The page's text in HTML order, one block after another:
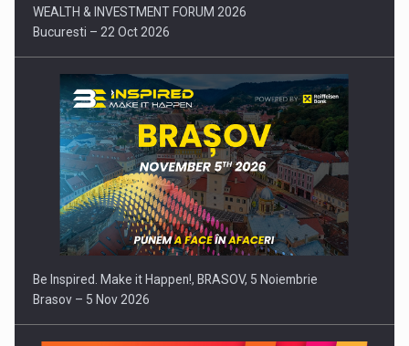
WEALTH & INVESTMENT FORUM 2026
Bucuresti – 22 Oct 2026
Be Inspired. Make it Happen!, BRASOV, 5 Noiembrie
Brasov – 5 Nov 2026